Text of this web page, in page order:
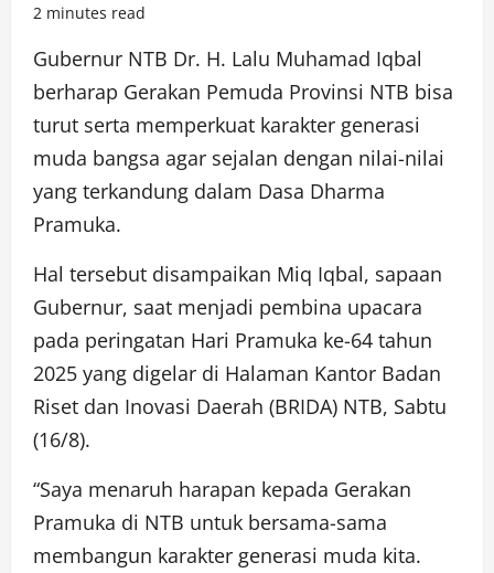
2 minutes read
Gubernur NTB Dr. H. Lalu Muhamad Iqbal
berharap Gerakan Pemuda Provinsi NTB bisa
turut serta memperkuat karakter generasi
muda bangsa agar sejalan dengan nilai-nilai
yang terkandung dalam Dasa Dharma
Pramuka.
Hal tersebut disampaikan Miq Iqbal, sapaan
Gubernur, saat menjadi pembina upacara
pada peringatan Hari Pramuka ke-64 tahun
2025 yang digelar di Halaman Kantor Badan
Riset dan Inovasi Daerah (BRIDA) NTB, Sabtu
(16/8).
“Saya menaruh harapan kepada Gerakan
Pramuka di NTB untuk bersama-sama
membangun karakter generasi muda kita.